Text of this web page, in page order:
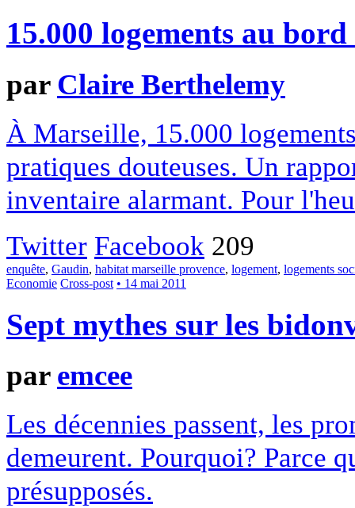
15.000 logements au
par Claire Berthelemy
À Marseille, 15.000
pratiques douteuses. Un
inventaire alarmant. Pour
Twitter Facebook 209
enquête, Gaudin, habitat marseille provence, logement, logements
Economie Cross-post • 14 mai 2011
Sept mythes sur les
par emcee
Les décennies passent, les
demeurent. Pourquoi? Parce
présupposés.